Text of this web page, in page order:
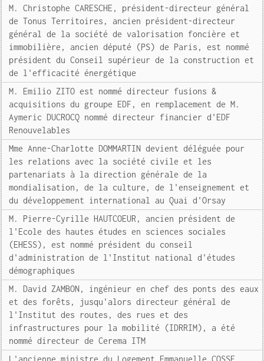
M. Christophe CARESCHE, président-directeur général
de Tonus Territoires, ancien président-directeur
général de la société de valorisation foncière et
immobilière, ancien député (PS) de Paris, est nommé
président du Conseil supérieur de la construction et
de l'efficacité énergétique
M. Emilio ZITO est nommé directeur fusions &
acquisitions du groupe EDF, en remplacement de M.
Aymeric DUCROCQ nommé directeur financier d'EDF
Renouvelables
Mme Anne-Charlotte DOMMARTIN devient déléguée pour
les relations avec la société civile et les
partenariats à la direction générale de la
mondialisation, de la culture, de l'enseignement et
du développement international au Quai d'Orsay
M. Pierre-Cyrille HAUTCOEUR, ancien président de
l'Ecole des hautes études en sciences sociales
(EHESS), est nommé président du conseil
d'administration de l'Institut national d'études
démographiques
M. David ZAMBON, ingénieur en chef des ponts des eaux
et des forêts, jusqu'alors directeur général de
l'Institut des routes, des rues et des
infrastructures pour la mobilité (IDRRIM), a été
nommé directeur de Cerema ITM
L'ancienne ministre du Logement Emmanuelle COSSE,